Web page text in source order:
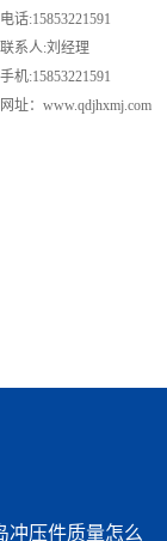
电话:15853221591
联系人:刘经理
手机:15853221591
网址：www.qdjhxmj.com
冲压件质量怎么